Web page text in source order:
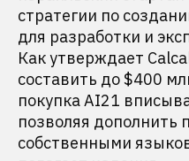
стратегии по
для разработки и
Как утверждает
составить до $400
покупка AI21
позволяя дополнить
собственными